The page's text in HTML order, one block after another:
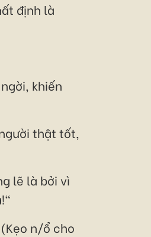
định là
khiến
thật tốt,
lẽ là bởi vì
n/ổ cho